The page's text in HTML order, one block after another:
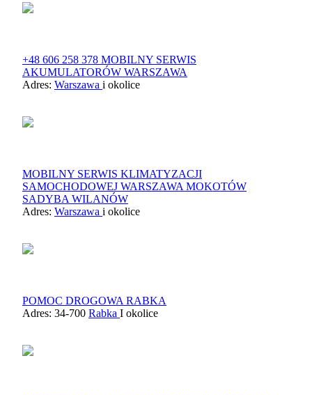
+48 606 258 378 MOBILNY SERWIS
AKUMULATORÓW WARSZAWA
Adres: Warszawa i okolice
MOBILNY SERWIS KLIMATYZACJI
SAMOCHODOWEJ WARSZAWA MOKOTÓW
SADYBA WILANÓW
Adres: Warszawa i okolice
POMOC DROGOWA RABKA
Adres: 34-700 Rabka I okolice